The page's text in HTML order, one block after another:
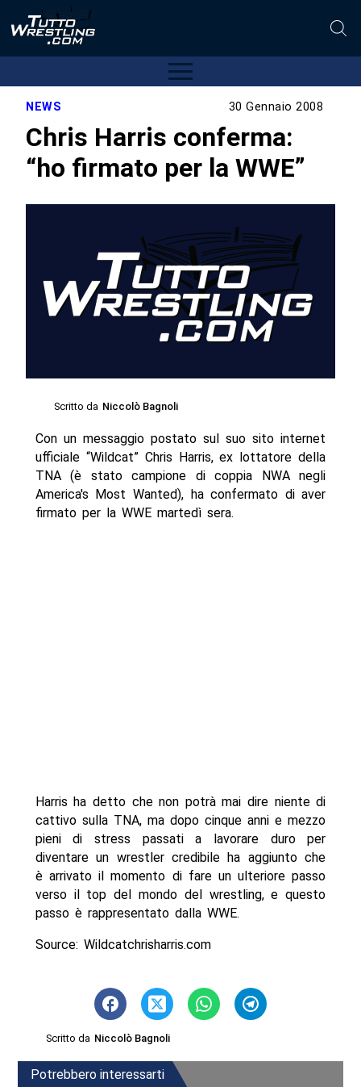
NEWS 30 Gennaio 2008
Chris Harris conferma:
“ho firmato per la WWE”
Scritto da Niccolò Bagnoli
Con un messaggio postato sul suo sito internet
ufficiale “Wildcat” Chris Harris, ex lottatore della
TNA (è stato campione di coppia NWA negli
America's Most Wanted), ha confermato di aver
firmato per la WWE martedì sera.
Harris ha detto che non potrà mai dire niente di
cattivo sulla TNA, ma dopo cinque anni e mezzo
pieni di stress passati a lavorare duro per
diventare un wrestler credibile ha aggiunto che
è arrivato il momento di fare un ulteriore passo
verso il top del mondo del wrestling, e questo
passo è rappresentato dalla WWE.
Source: Wildcatchrisharris.com
Scritto da Niccolò Bagnoli
Potrebbero interessarti